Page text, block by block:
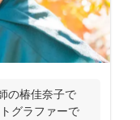
の椿佳奈子で
グラファーで